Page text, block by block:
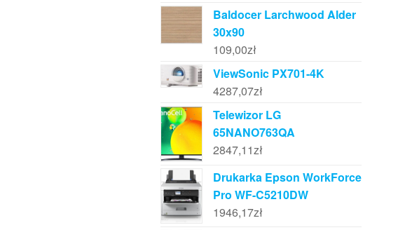
Baldocer Larchwood Alder
30x90
109,00zł
ViewSonic PX701-4K
4287,07zł
Telewizor LG
65NANO763QA
2847,11zł
Drukarka Epson WorkForce
Pro WF-C5210DW
1946,17zł